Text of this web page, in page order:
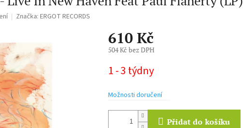
Značka: ERGOT RECORDS
610 Kč
504 Kč bez DPH
cena:
1 - 3 týdny
Možnosti doručení
Přidat do košíku